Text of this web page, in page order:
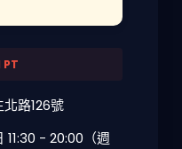
PT
路126號
11:30 - 20:00（週